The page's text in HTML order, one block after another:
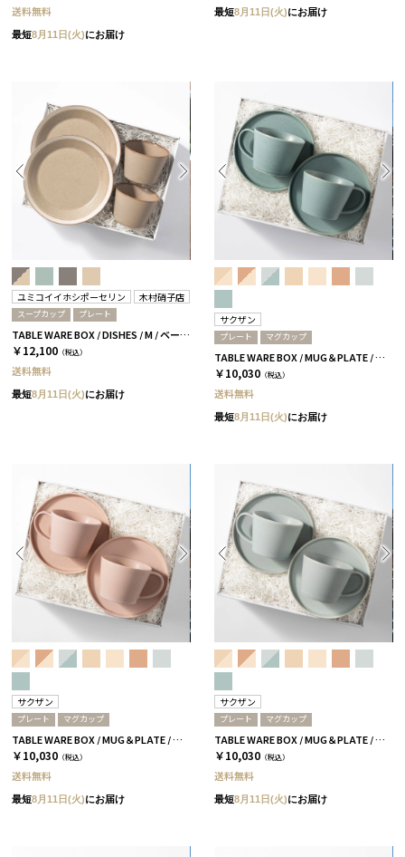
送料無料
最短8月11日(火)にお届け
最短8月11日(火)にお届け
ユミコイイホシポーセリン 木村硝子店
スープカップ プレート
TABLE WARE BOX / DISHES / M / ベージュ［イイホシユミコ×木村硝子店］
￥12,100 （税込）
送料無料
最短8月11日(火)にお届け
サクザン
プレート マグカップ
TABLE WARE BOX / MUG＆PLATE / アクアブルー［サクザン×HYACCA］
￥10,030 （税込）
送料無料
最短8月11日(火)にお届け
サクザン
プレート マグカップ
TABLE WARE BOX / MUG＆PLATE / コーラルベージュ［サクザン×HYACCA］
￥10,030 （税込）
送料無料
最短8月11日(火)にお届け
サクザン
プレート マグカップ
TABLE WARE BOX / MUG＆PLATE / スカイブルー［サクザン×HYACCA］
￥10,030 （税込）
送料無料
最短8月11日(火)にお届け